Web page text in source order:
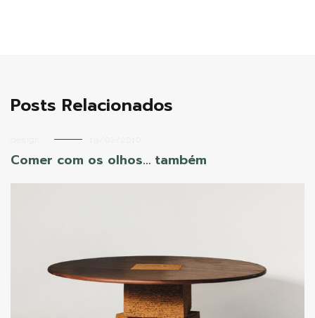
Posts Relacionados
design 19/02/2010
Comer com os olhos… também